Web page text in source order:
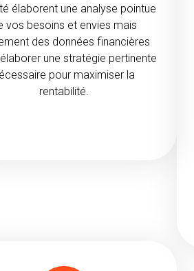
élaborent une analyse pointue
vos besoins et envies mais
des données financières
une stratégie pertinente
pour maximiser la
rentabilité.